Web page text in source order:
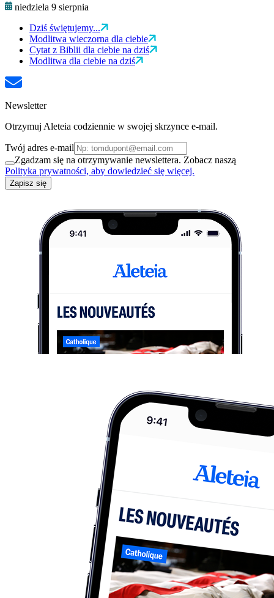
niedziela 9 sierpnia
Dziś świętujemy...
Modlitwa wieczorna dla ciebie
Cytat z Biblii dla ciebie na dziś
Modlitwa dla ciebie na dziś
Newsletter
Otrzymuj Aleteia codziennie w swojej skrzynce e-mail.
Twój adres e-mail
Zgadzam się na otrzymywanie newslettera. Zobacz naszą
Polityka prywatności, aby dowiedzieć się więcej.
Zapisz się